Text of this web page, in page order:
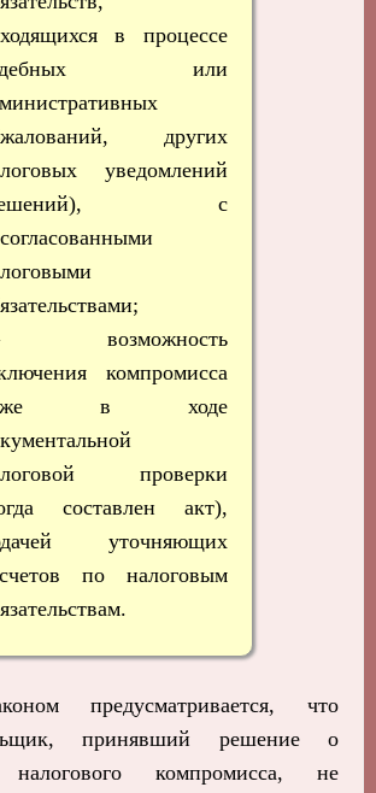
в процессе
или
других
уведомлений
с
возможность
компромисса
в ходе
проверки
составлен акт),
уточняющих
по налоговым
предусматривается, что
принявший решение о
налогового компромисса, не